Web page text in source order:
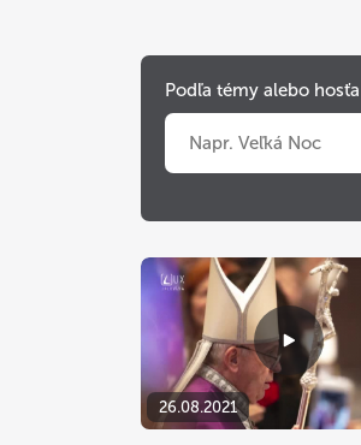
Podľa témy alebo hosťa
26.08.2021